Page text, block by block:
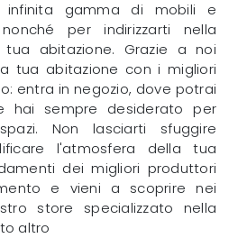
infinita gamma di mobili e
per indirizzarti nella
abitazione. Grazie a noi
tua abitazione con i migliori
entra in negozio, dove potrai
hai sempre desiderato per
Non lasciarti sfuggire
l'atmosfera della tua
dei migliori produttori
e vieni a scoprire nei
store specializzato nella
altro